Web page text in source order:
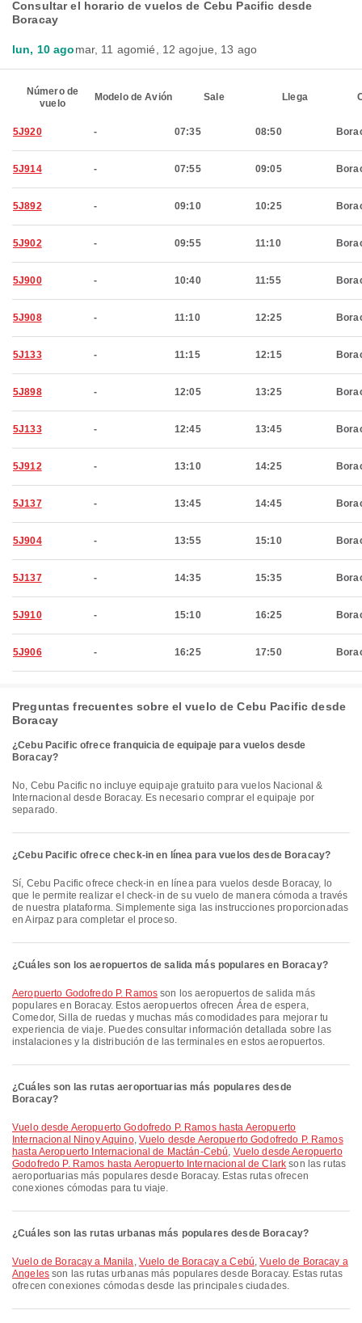
Consultar el horario de vuelos de Cebu Pacific desde
Boracay
lun, 10 agomar, 11 agomié, 12 agojue, 13 ago
Número de
vuelo
Modelo de Avión Sale Llega
5J920 - 07:35 08:50
5J914 - 07:55 09:05
5J892 - 09:10 10:25
5J902 - 09:55 11:10
5J900 - 10:40 11:55
5J908 - 11:10 12:25
5J133 - 11:15 12:15
5J898 - 12:05 13:25
5J133 - 12:45 13:45
5J912 - 13:10 14:25
5J137 - 13:45 14:45
5J904 - 13:55 15:10
5J137 - 14:35 15:35
5J910 - 15:10 16:25
5J906 - 16:25 17:50
Preguntas frecuentes sobre el vuelo de Cebu Pacific desde
Boracay
¿Cebu Pacific ofrece franquicia de equipaje para vuelos desde
Boracay?
No, Cebu Pacific no incluye equipaje gratuito para vuelos Nacional &
Internacional desde Boracay. Es necesario comprar el equipaje por
separado.
¿Cebu Pacific ofrece check-in en línea para vuelos desde Boracay?
Sí, Cebu Pacific ofrece check-in en línea para vuelos desde Boracay, lo
que le permite realizar el check-in de su vuelo de manera cómoda a través
de nuestra plataforma. Simplemente siga las instrucciones proporcionadas
en Airpaz para completar el proceso.
¿Cuáles son los aeropuertos de salida más populares en Boracay?
Aeropuerto Godofredo P. Ramos​​ son los aeropuertos de salida más
populares en Boracay. Estos aeropuertos ofrecen Área de espera,
Comedor, Silla de ruedas y muchas más comodidades para mejorar tu
experiencia de viaje. Puedes consultar información detallada sobre las
instalaciones y la distribución de las terminales en estos aeropuertos.
¿Cuáles son las rutas aeroportuarias más populares desde
Boracay?
Vuelo desde Aeropuerto Godofredo P. Ramos​​ hasta Aeropuerto
Internacional Ninoy Aquino, Vuelo desde Aeropuerto Godofredo P. Ramos​​
hasta Aeropuerto Internacional de Mactán-Cebú, Vuelo desde Aeropuerto
Godofredo P. Ramos​​ hasta Aeropuerto Internacional de Clark son las rutas
aeroportuarias más populares desde Boracay. Estas rutas ofrecen
conexiones cómodas para tu viaje.
¿Cuáles son las rutas urbanas más populares desde Boracay?
Vuelo de Boracay a Manila, Vuelo de Boracay a Cebú,Vuelo de Boracay a
Angelesson las rutas urbanas más populares desde Boracay. Estas rutas
ofrecen conexiones cómodas desde las principales ciudades.